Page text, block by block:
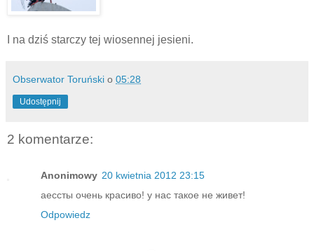
I na dziś starczy tej wiosennej jesieni.
Obserwator Toruński o 05:28
Udostępnij
2 komentarze:
Anonimowy 20 kwietnia 2012 23:15
аессты очень красиво! у нас такое не живет!
Odpowiedz